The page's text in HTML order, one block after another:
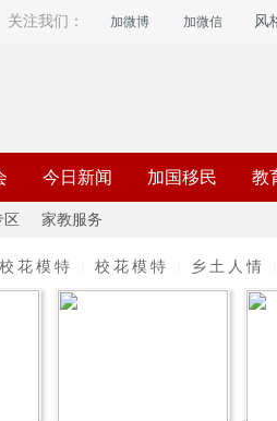
关注我们： 加微博 加微信 风
今日新闻 加国移民 教
区 家教服务
校花模特 校花模特 乡土人情